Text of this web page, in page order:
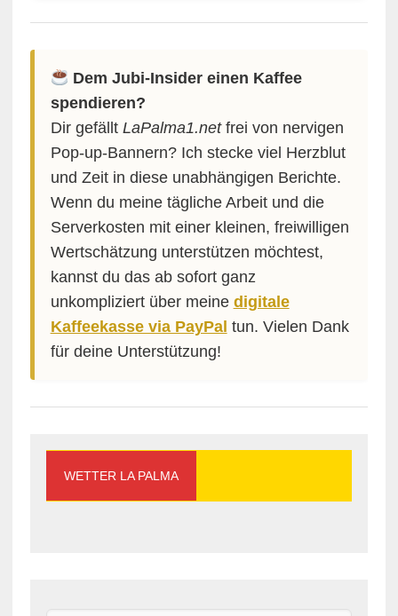
Dem Jubi-Insider einen Kaffee
spendieren?
Dir gefällt LaPalma1.netfrei von nervigen
Pop-up-Bannern? Ich stecke viel Herzblut
und Zeit in diese unabhängigen Berichte.
Wenn du meine tägliche Arbeit und die
Serverkosten mit einer kleinen, freiwilligen
Wertschätzung unterstützen möchtest,
kannst du das ab sofort ganz
unkompliziert über meine digitale
Kaffeekasse via PayPal tun. Vielen Dank
für deine Unterstützung!
WETTER LA PALMA